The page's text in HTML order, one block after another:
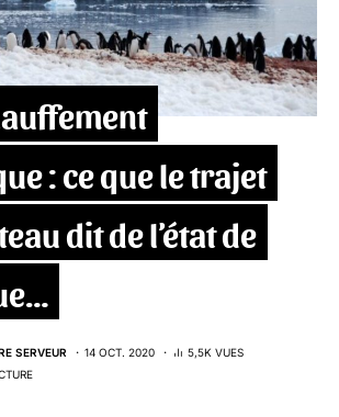
: ce que le trajet
dit de l’état de
SERVEUR 14 OCT. 2020
5,5K VUES